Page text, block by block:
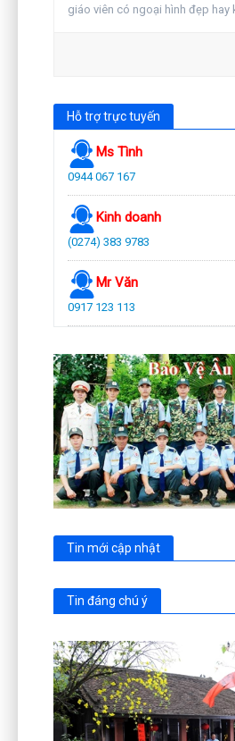
giáo viên có ngoại hình đẹp hay
Hỗ trợ trực tuyến
Ms Tình
0944 067 167
Kinh doanh
(0274) 383 9783
Mr Văn
0917 123 113
Tin mới cập nhật
Tin đáng chú ý